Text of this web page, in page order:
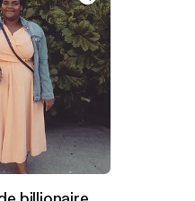
deserve
Drama